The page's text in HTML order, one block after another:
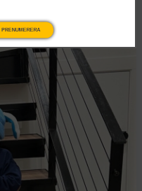
PRENUMERERA